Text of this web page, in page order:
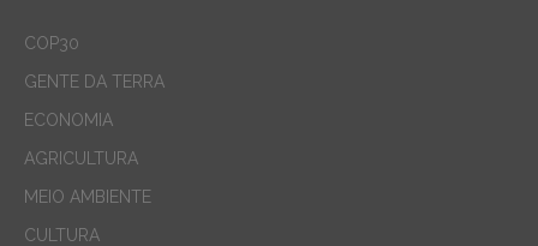
COP30
GENTE DA TERRA
ECONOMIA
AGRICULTURA
MEIO AMBIENTE
CULTURA